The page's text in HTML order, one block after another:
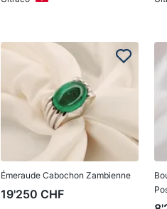
Émeraude Cabochon Zambienne
19'250 CHF